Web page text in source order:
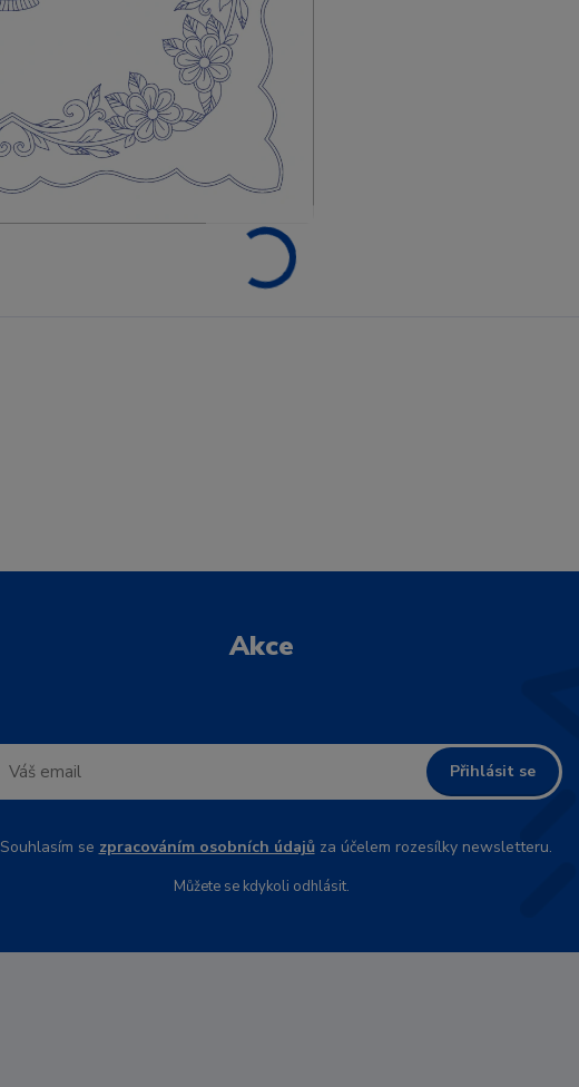
Akce
Přihlásit se
Souhlasím se zpracováním osobních údajůza účelem rozesílky newsletteru.
Můžete se kdykoli odhlásit.